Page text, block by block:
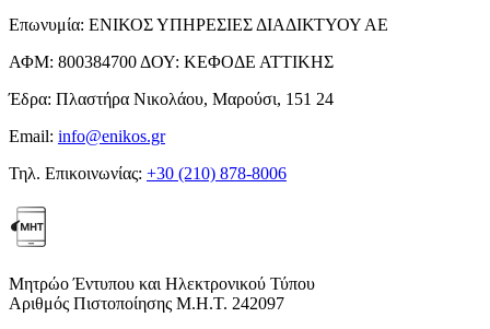
Επωνυμία: ΕΝΙΚΟΣ ΥΠΗΡΕΣΙΕΣ ΔΙΑΔΙΚΤΥΟΥ ΑΕ
ΑΦΜ: 800384700 ΔΟΥ: ΚΕΦΟΔΕ ΑΤΤΙΚΗΣ
Έδρα: Πλαστήρα Νικολάου, Μαρούσι, 151 24
Email: info@enikos.gr
Τηλ. Επικοινωνίας: +30 (210) 878-8006
Μητρώο Έντυπου και Ηλεκτρονικού Τύπου
Αριθμός Πιστοποίησης Μ.Η.Τ. 242097